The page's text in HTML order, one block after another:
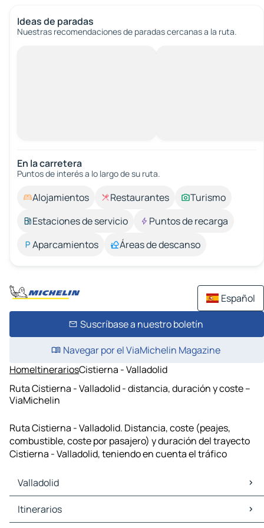
Ideas de paradas
Nuestras recomendaciones de paradas cercanas a la ruta.
En la carretera
Puntos de interés a lo largo de su ruta.
Alojamientos Restaurantes
Turismo
Estaciones de servicio
Puntos de recarga
Aparcamientos
Áreas de descanso
Español
Suscríbase a nuestro boletín
Navegar por el ViaMichelin Magazine
HomeItinerariosCistierna - Valladolid
Ruta Cistierna - Valladolid - distancia, duración y coste –
ViaMichelin
Ruta Cistierna - Valladolid. Distancia, coste (peajes,
combustible, coste por pasajero) y duración del trayecto
Cistierna - Valladolid, teniendo en cuenta el tráfico
Valladolid
Valladolid Mapas Planos
Valladolid Trafico
Itinerarios